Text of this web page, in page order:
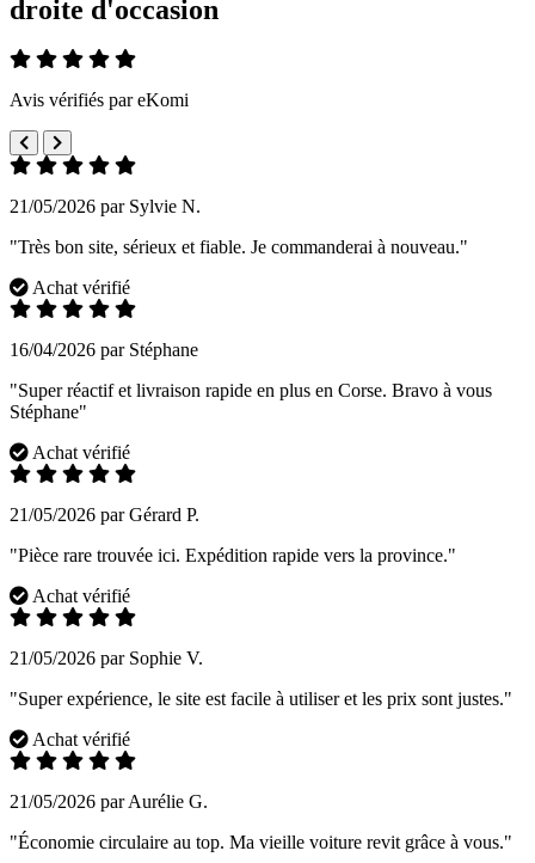
droite d'occasion
Avis vérifiés par eKomi
21/05/2026 par Sylvie N.
"Très bon site, sérieux et fiable. Je commanderai à nouveau."
Achat vérifié
16/04/2026 par Stéphane
"Super réactif et livraison rapide en plus en Corse. Bravo à vous
Stéphane"
Achat vérifié
21/05/2026 par Gérard P.
"Pièce rare trouvée ici. Expédition rapide vers la province."
Achat vérifié
21/05/2026 par Sophie V.
"Super expérience, le site est facile à utiliser et les prix sont justes."
Achat vérifié
21/05/2026 par Aurélie G.
"Économie circulaire au top. Ma vieille voiture revit grâce à vous."